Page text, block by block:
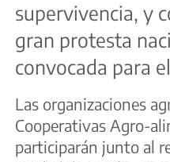
supervivencia, y
gran protesta
convocada para
Las organizaciones
Cooperativas Agro-
participarán junto al